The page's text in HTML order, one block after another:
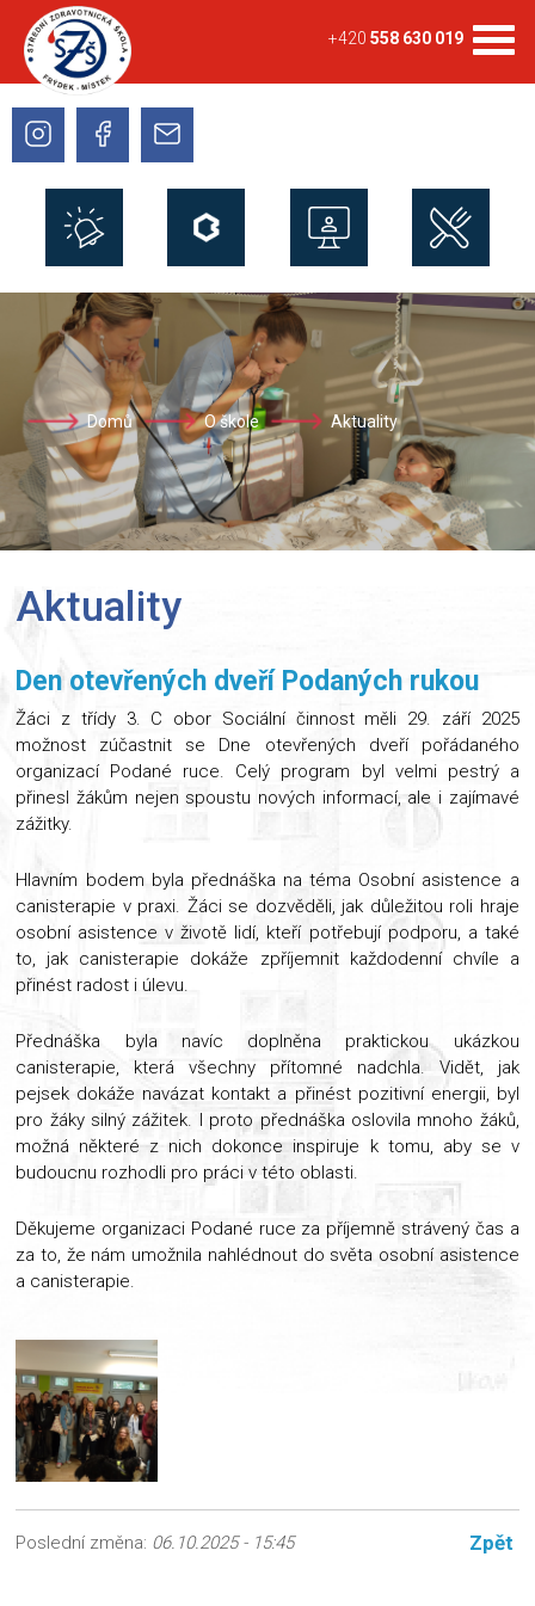
+420 558 630 019
Domů O škole Aktuality
Aktuality
Den otevřených dveří Podaných rukou
Žáci z třídy 3. C obor Sociální činnost měli 29. září 2025
možnost zúčastnit se Dne otevřených dveří pořádaného
organizací Podané ruce. Celý program byl velmi pestrý a
přinesl žákům nejen spoustu nových informací, ale i zajímavé
zážitky.
Hlavním bodem byla přednáška na téma Osobní asistence a
canisterapie v praxi. Žáci se dozvěděli, jak důležitou roli hraje
osobní asistence v životě lidí, kteří potřebují podporu, a také
to, jak canisterapie dokáže zpříjemnit každodenní chvíle a
přinést radost i úlevu.
Přednáška byla navíc doplněna praktickou ukázkou
canisterapie, která všechny přítomné nadchla. Vidět, jak
pejsek dokáže navázat kontakt a přinést pozitivní energii, byl
pro žáky silný zážitek. I proto přednáška oslovila mnoho žáků,
možná některé z nich dokonce inspiruje k tomu, aby se v
budoucnu rozhodli pro práci v této oblasti.
Děkujeme organizaci Podané ruce za příjemně strávený čas a
za to, že nám umožnila nahlédnout do světa osobní asistence
a canisterapie.
Poslední změna: 06.10.2025 - 15:45 Zpět